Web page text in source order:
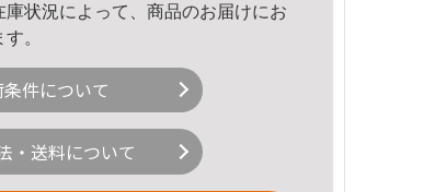
状況によって、商品のお届けにお
。
件について
・送料について